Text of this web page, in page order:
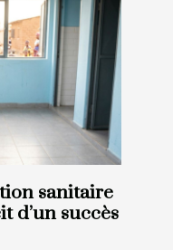
sanitaire
d’un succès